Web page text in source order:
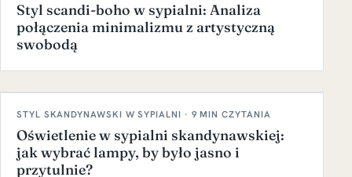
Styl scandi-boho w sypialni: Analiza
połączenia minimalizmu z artystyczną
swobodą
STYL SKANDYNAWSKI W SYPIALNI · 9 MIN CZYTANIA
Oświetlenie w sypialni skandynawskiej:
jak wybrać lampy, by było jasno i
przytulnie?